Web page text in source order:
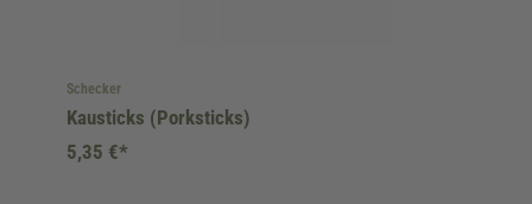
Schecker
Kausticks (Porksticks)
5,35 €*